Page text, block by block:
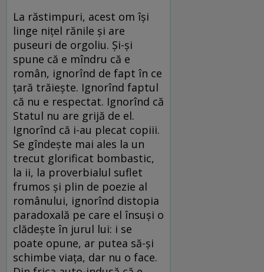
La răstimpuri, acest om își
linge nițel rănile și are
puseuri de orgoliu. Și-și
spune că e mîndru că e
român, ignorînd de fapt în ce
țară trăiește. Ignorînd faptul
că nu e respectat. Ignorînd că
Statul nu are grijă de el.
Ignorînd că i-au plecat copiii.
Se gîndește mai ales la un
trecut glorificat bombastic,
la ii, la proverbialul suflet
frumos și plin de poezie al
românului, ignorînd distopia
paradoxală pe care el însuși o
clădește în jurul lui: i se
poate opune, ar putea să-și
schimbe viața, dar nu o face.